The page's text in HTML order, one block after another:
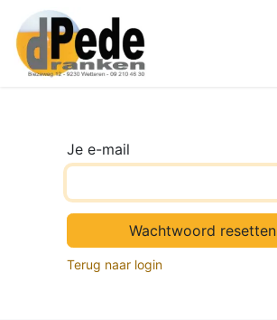
Je e-mail
Wachtwoord resetten
Terug naar login